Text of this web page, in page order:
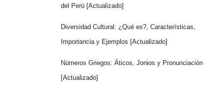
del Perú [Actualizado]
Diversidad Cultural: ¿Qué es?, Características,
Importancia y Ejemplos [Actualizado]
Números Griegos: Áticos, Jonios y Pronunciación
[Actualizado]